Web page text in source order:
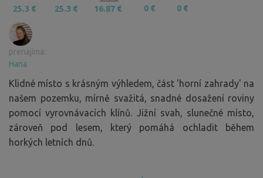
25.3 € 25.3 € 16.87 € 0 € 0 €
prenajíma:
Hana
Klidné místo s krásným výhledem, část 'horní zahrady' na
našem pozemku, mírně svažitá, snadné dosažení roviny
pomocí vyrovnávacích klínů. Jižní svah, slunečné místo,
zároveň pod lesem, který pomáhá ochladit během
horkých letních dnů.